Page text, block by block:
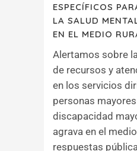
ESPECÍFICOS
LA SALUD
EN EL MEDIO
Alertamos sobre
de recursos y
en los servicios
personas
discapacidad
agrava en el
respuestas